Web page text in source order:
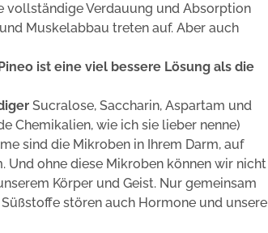
vollständige Verdauung und Absorption
Muskelabbau treten auf. Aber auch
ist eine viel bessere Lösung als die
Sucralose, Saccharin, Aspartam und
Chemikalien, wie ich sie lieber nenne)
sind die Mikroben in Ihrem Darm, auf
Und ohne diese Mikroben können wir nicht
Körper und Geist. Nur gemeinsam
stören auch Hormone und unsere